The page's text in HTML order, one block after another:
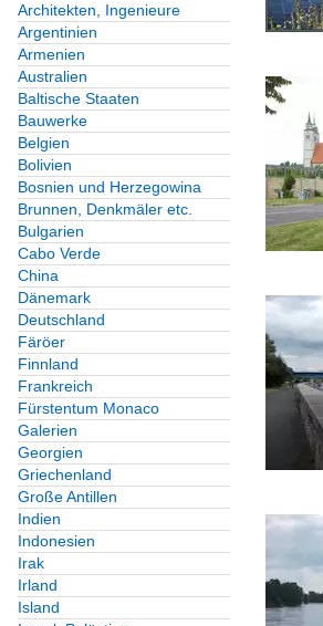
Architekten, Ingenieure
Argentinien
Armenien
Australien
Baltische Staaten
Bauwerke
Belgien
Bolivien
Bosnien und Herzegowina
Brunnen, Denkmäler etc.
Bulgarien
Cabo Verde
China
Dänemark
Deutschland
Färöer
Finnland
Frankreich
Fürstentum Monaco
Galerien
Georgien
Griechenland
Große Antillen
Indien
Indonesien
Irak
Irland
Island